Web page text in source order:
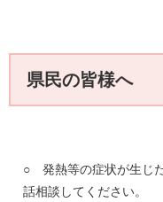
県民の皆様へ
○ 発熱等の症状が生じ
話相談してください。